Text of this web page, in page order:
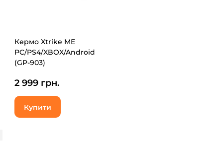
Кермо Xtrike ME
PC/PS4/XBOX/Android
(GP-903)
2 999 грн.
Купити